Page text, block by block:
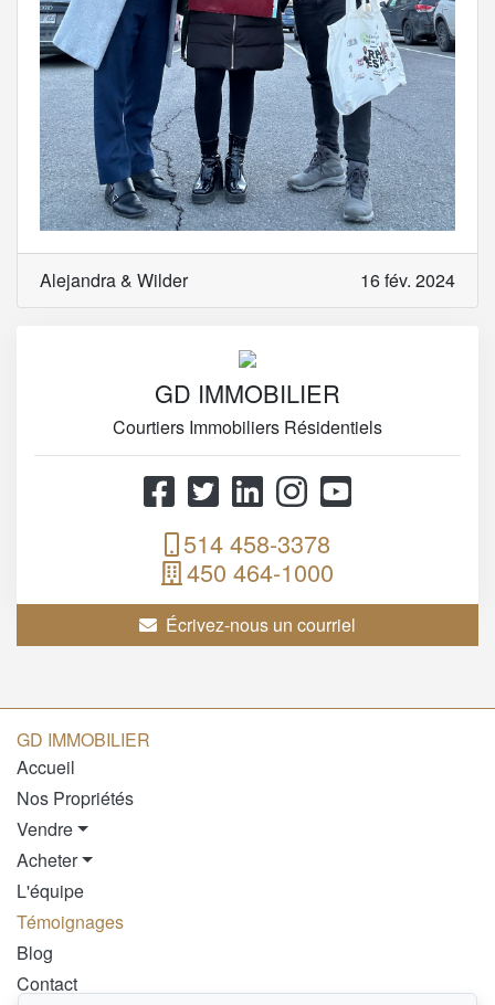
Alejandra & Wilder 16 fév. 2024
GD IMMOBILIER
Courtiers Immobiliers Résidentiels
514 458-3378
450 464-1000
Écrivez-nous un courriel
GD IMMOBILIER
Accueil
Nos Propriétés
Vendre
Acheter
L'équipe
Témoignages
Blog
Contact